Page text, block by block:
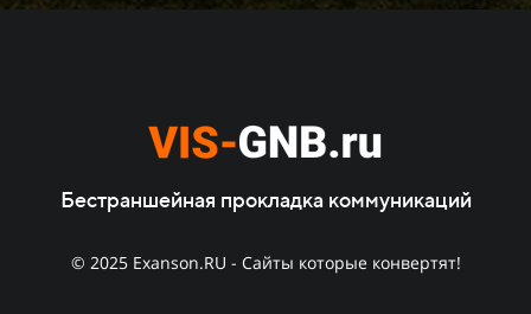
Бестраншейная прокладка коммуникаций
© 2025 Exanson.RU - Сайты которые конвертят!